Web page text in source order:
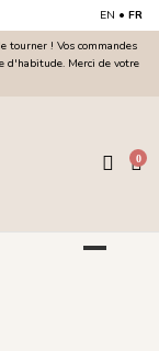
EN • FR
tourner ! Vos commandes
d'habitude. Merci de votre
0